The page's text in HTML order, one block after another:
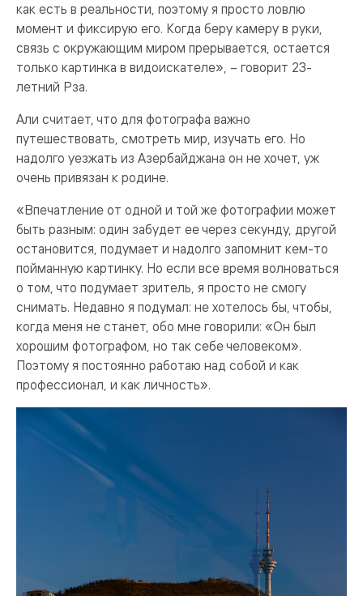
как есть в реальности, поэтому я просто ловлю
момент и фиксирую его. Когда беру камеру в руки,
связь с окружающим миром прерывается, остается
только картинка в видоискателе», – говорит 23-
летний Рза.
Али считает, что для фотографа важно
путешествовать, смотреть мир, изучать его. Но
надолго уезжать из Азербайджана он не хочет, уж
очень привязан к родине.
«Впечатление от одной и той же фотографии может
быть разным: один забудет ее через секунду, другой
остановится, подумает и надолго запомнит кем-то
пойманную картинку. Но если все время волноваться
о том, что подумает зритель, я просто не смогу
снимать. Недавно я подумал: не хотелось бы, чтобы,
когда меня не станет, обо мне говорили: «Он был
хорошим фотографом, но так себе человеком».
Поэтому я постоянно работаю над собой и как
профессионал, и как личность».